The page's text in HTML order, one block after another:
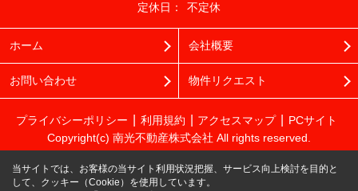
定休日：
不定休
ホーム 会社概要
お問い合わせ 物件リクエスト
プライバシーポリシー 利用規約 アクセスマップ
PCサイト
Copyright(c) 南光不動産株式会社 All rights reserved.
当サイトでは、お客様の当サイト利用状況把握、サービス向上検討を目的と
して、クッキー（Cookie）を使用しています。